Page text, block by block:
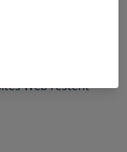
ouvrir un
indiquant que
par le
Web restent